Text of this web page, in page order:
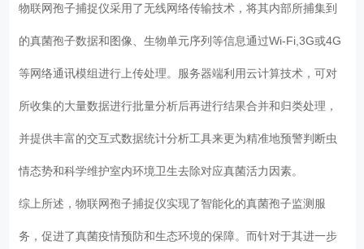
物联网孢子捕捉仪采用了无线网络传输技术，将其内部所捕集到
的真菌孢子数据和图像、生物单元序列等信息通过Wi-Fi,3G或4G
等网络通讯模组进行上传处理。服务器端利用云计算技术，可对
所收集的大量数据进行批量分析后再进行结果合并和归类处理，
并提供丰富的交互式数据统计分析工具来更为精准地预警判断虫
情态势和科学维护室内环境卫生去除对应真菌活力因素。
综上所述，物联网孢子捕捉仪实现了智能化的真菌孢子监测服
务，促进了真菌疫情预防和生态环境的保障。而针对于其进一步